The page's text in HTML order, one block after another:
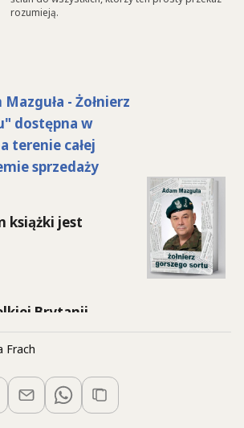
rozumieją.
- Żołnierz
dostępna w
terenie całej
sprzedaży
książki jest
Brytanii
po złożeniu
>>
Frach